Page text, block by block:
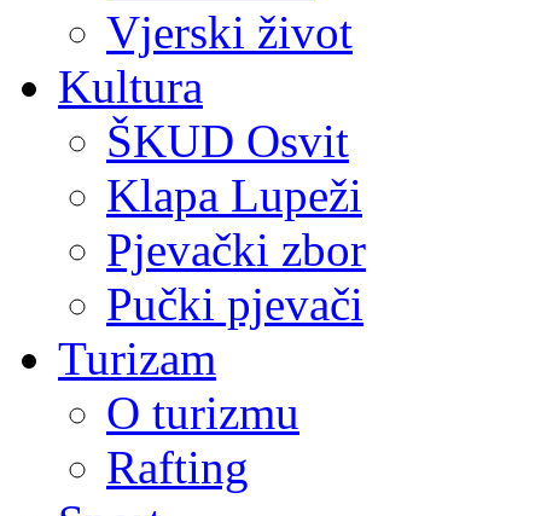
Vjerski život
Kultura
ŠKUD Osvit
Klapa Lupeži
Pjevački zbor
Pučki pjevači
Turizam
O turizmu
Rafting